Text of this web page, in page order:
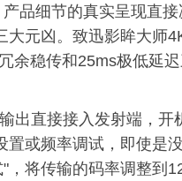
品细节的真实呈现直
大元凶。致迅影眸大师
余稳传和25ms极低延
出直接接入发射端，
置或频率调试，即使是
，将传输的码率调整到